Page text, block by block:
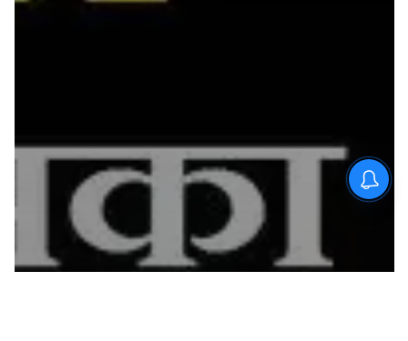
घर में घुसकर नाबालिग से दुष्कर्म के
मामले में दो आरोपी गिरफ्तार, अदालत
ने भेजा न्यायिक हिरासत में